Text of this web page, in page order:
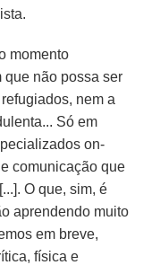
momento
que não possa ser
nem a
Só em
on-
comunicação que
O que, sim, é
aprendendo muito
em breve,
física e